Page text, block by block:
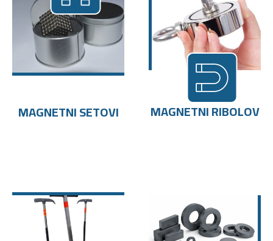
MAGNETNI SETOVI MAGNETNI RIBOLOV